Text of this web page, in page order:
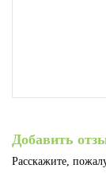
Добавить
Расскажите,